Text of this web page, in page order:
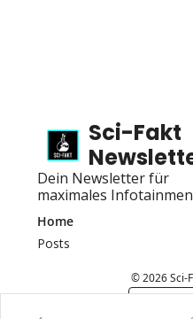
Sci-Fakt
Dein Newsletter für
maximales
Home
Posts
© 2026 Sci-